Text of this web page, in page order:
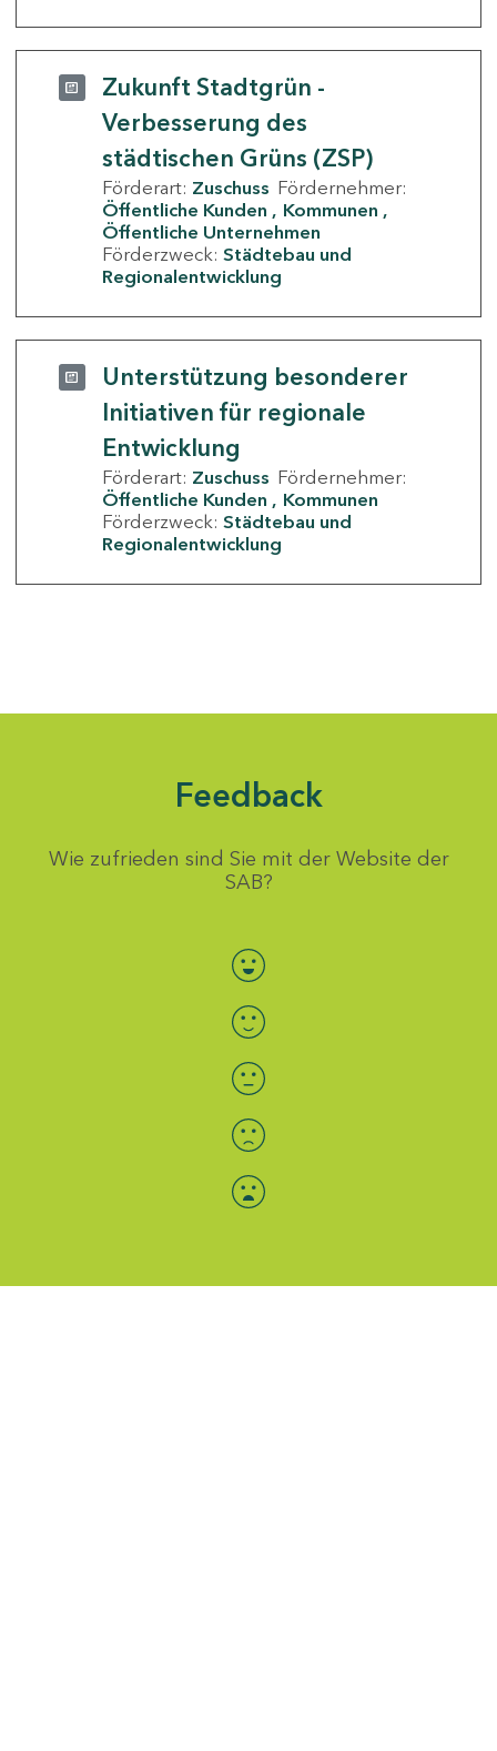
Zukunft Stadtgrün -
Verbesserung des
städtischen Grüns (ZSP)
Förderart: Zuschuss Fördernehmer:
Öffentliche Kunden
Kommunen
Öffentliche Unternehmen
Förderzweck: Städtebau und
Regionalentwicklung
Unterstützung besonderer
Initiativen für regionale
Entwicklung
Förderart: Zuschuss Fördernehmer:
Öffentliche Kunden
Kommunen
Förderzweck: Städtebau und
Regionalentwicklung
Feedback
Wie zufrieden sind Sie mit der Website der
SAB?
Bewertung auswählen